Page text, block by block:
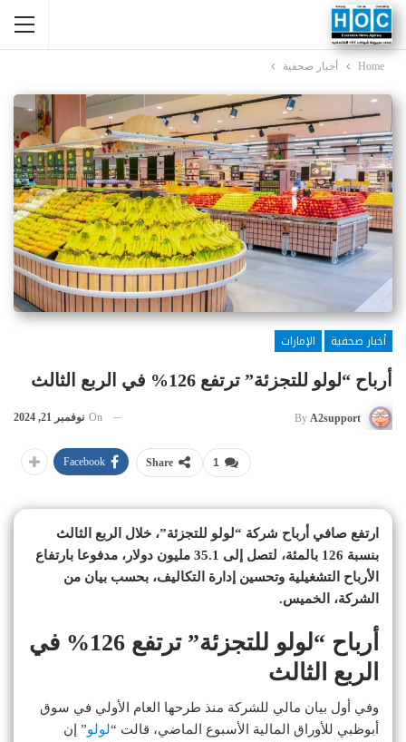
Home أخبار صحفية
أخبار صحفية
الإمارات
أرباح “لولو للتجزئة” ترتفع 126% في الربع الثالث
By A2support
On نوفمبر 21, 2024
1
Share
Facebook
ارتفع صافي أرباح شركة “لولو للتجزئة”، خلال الربع الثالث
بنسبة 126 بالمئة، لتصل إلى 35.1 مليون دولار، مدفوعا بارتفاع
الأرباح التشغيلية وتحسين إدارة التكاليف، بحسب بيان من
الشركة، الخميس.
أرباح “لولو للتجزئة” ترتفع 126% في
الربع الثالث
وفي أول بيان مالي للشركة منذ طرحها العام الأولي في سوق
أبوظبي للأوراق المالية الأسبوع الماضي، قالت “لولو” إن